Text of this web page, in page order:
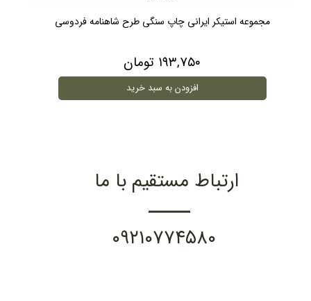
مجموعه استیکر ایرانی چاپ سنگی طرح شاهنامه فردوسی
۱۹۳,۷۵۰ تومان
افزودن به سبد خرید
ارتباط مستقیم با ما
۰۹۲۱۰۷۷۴۵۸۰